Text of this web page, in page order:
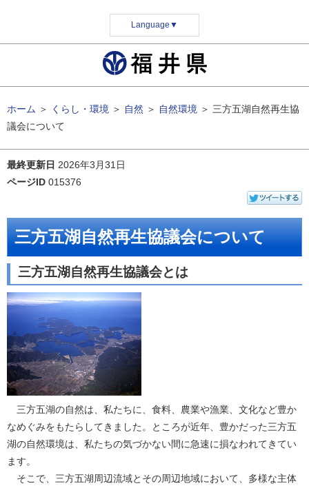
Language ▼
ホーム ＞ くらし・環境 ＞ 自然 ＞ 自然環境 ＞ 三方五湖自然再生協
議会について
最終更新日 2026年3月31日
ページID 015376
三方五湖自然再生協議会について
三方五湖自然再生協議会とは
三方五湖の自然は、私たちに、食料、農業や漁業、文化など豊か
なめぐみをもたらしてきました。ところが近年、豊かだった三方五
湖の自然環境は、私たちの気づかない間に急速に損なわれてきてい
ます。
そこで、三方五湖周辺流域とその周辺地域において、多様な主体